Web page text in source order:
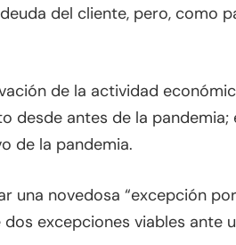
del cliente, pero, como
de la actividad
desde antes de la pandemia;
de la pandemia.
una novedosa “excepción
excepciones viables ante